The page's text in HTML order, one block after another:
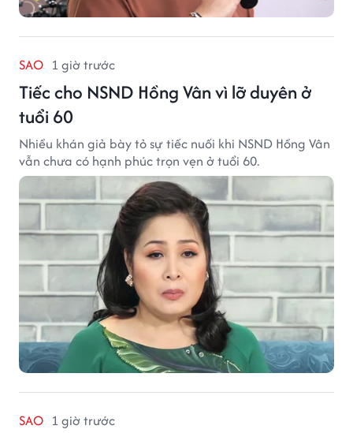
SAO 1 giờ trước
Tiếc cho NSND Hồng Vân vì lỡ duyên ở
tuổi 60
Nhiều khán giả bày tỏ sự tiếc nuối khi NSND Hồng Vân
vẫn chưa có hạnh phúc trọn vẹn ở tuổi 60.
SAO 1 giờ trước